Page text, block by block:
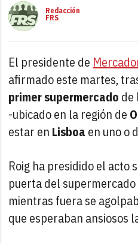
Redacción
FRS
El presidente de
afirmado este martes,
primersupermercado de
-ubicado en la región de
estar en Lisboa en uno o
Roig ha presidido el acto
puerta del
mientras fuera se
que esperaban ansiosos